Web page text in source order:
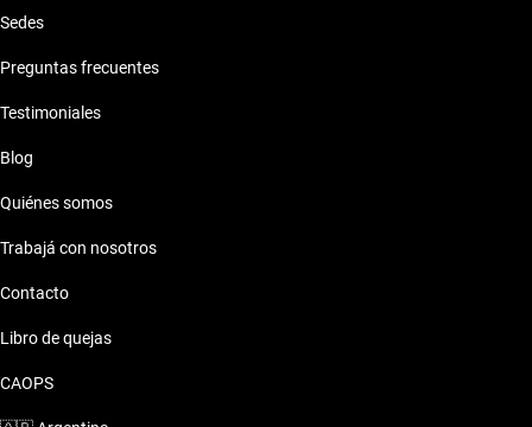
Sedes
Preguntas frecuentes
Testimoniales
Blog
Quiénes somos
Trabajá con nosotros
Contacto
Libro de quejas
CAOPS